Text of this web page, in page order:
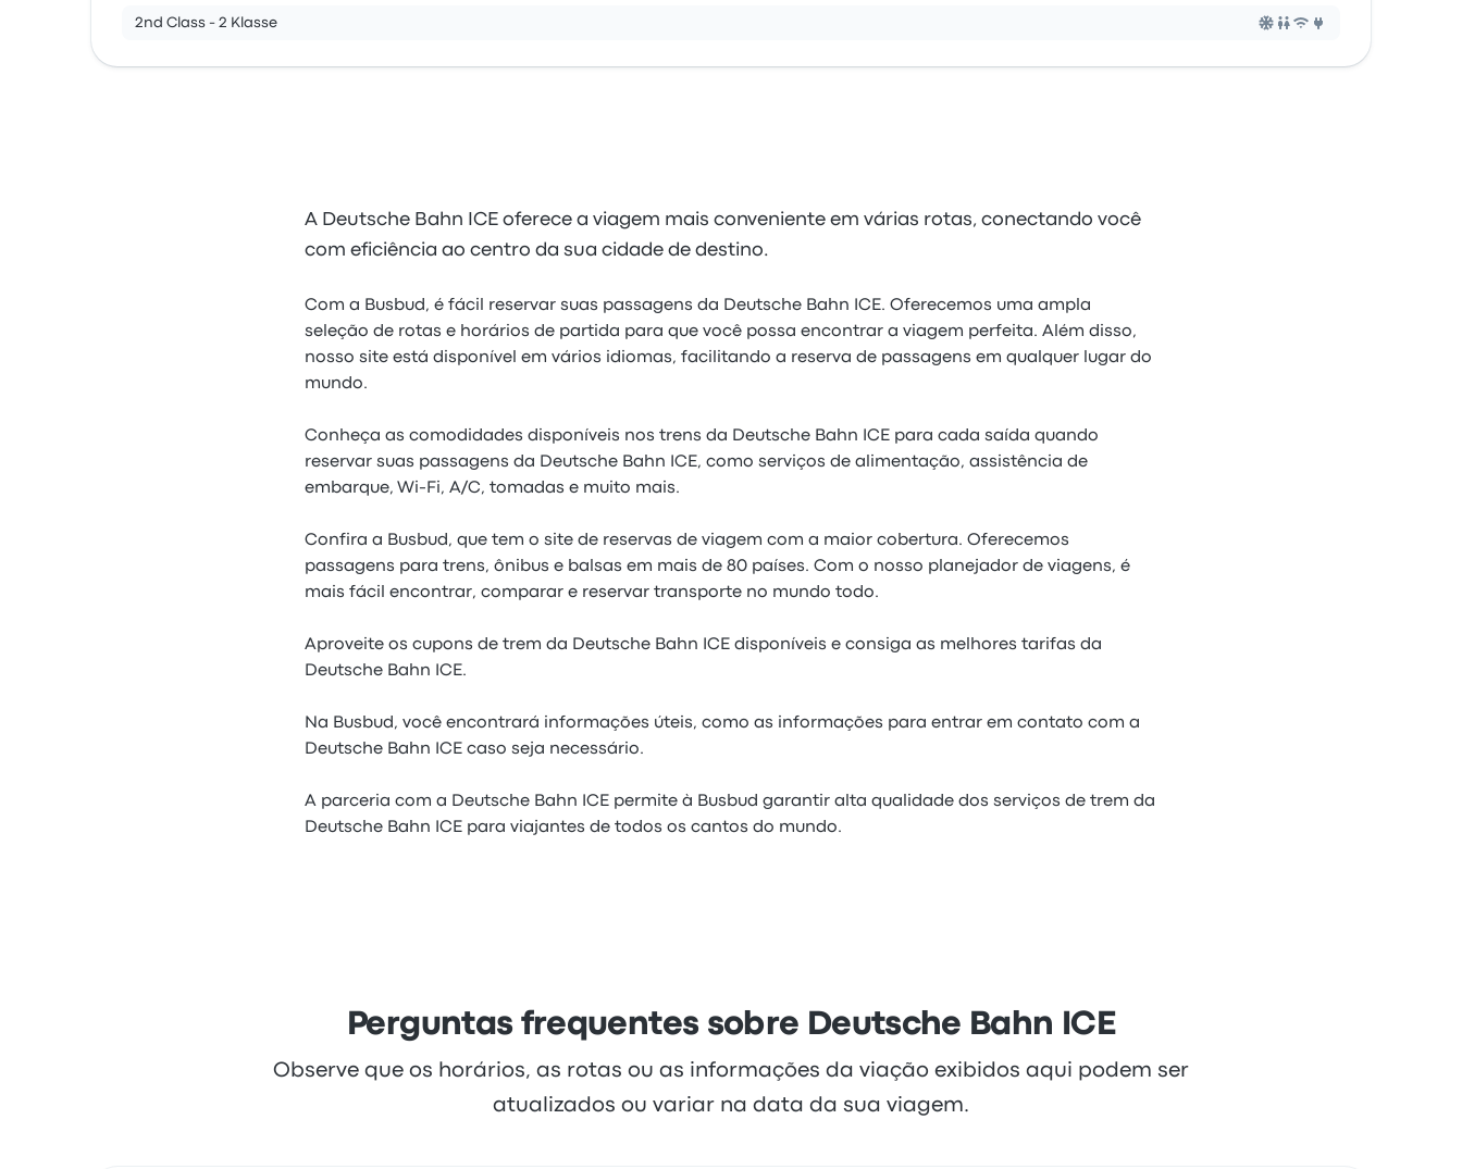
2nd Class - 2 Klasse
A Deutsche Bahn ICE oferece a viagem mais conveniente em várias rotas, conectando você
com eficiência ao centro da sua cidade de destino.
Com a Busbud, é fácil reservar suas passagens da Deutsche Bahn ICE. Oferecemos uma ampla
seleção de rotas e horários de partida para que você possa encontrar a viagem perfeita. Além disso,
nosso site está disponível em vários idiomas, facilitando a reserva de passagens em qualquer lugar do
mundo.
Conheça as comodidades disponíveis nos trens da Deutsche Bahn ICE para cada saída quando
reservar suas passagens da Deutsche Bahn ICE, como serviços de alimentação, assistência de
embarque, Wi-Fi, A/C, tomadas e muito mais.
Confira a Busbud, que tem o site de reservas de viagem com a maior cobertura. Oferecemos
passagens para trens, ônibus e balsas em mais de 80 países. Com o nosso planejador de viagens, é
mais fácil encontrar, comparar e reservar transporte no mundo todo.
Aproveite os cupons de trem da Deutsche Bahn ICE disponíveis e consiga as melhores tarifas da
Deutsche Bahn ICE.
Na Busbud, você encontrará informações úteis, como as informações para entrar em contato com a
Deutsche Bahn ICE caso seja necessário.
A parceria com a Deutsche Bahn ICE permite à Busbud garantir alta qualidade dos serviços de trem da
Deutsche Bahn ICE para viajantes de todos os cantos do mundo.
Perguntas frequentes sobre Deutsche Bahn ICE
Observe que os horários, as rotas ou as informações da viação exibidos aqui podem ser
atualizados ou variar na data da sua viagem.